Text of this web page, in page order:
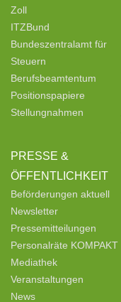
Zoll
ITZBund
Bundeszentralamt für
Steuern
Berufsbeamtentum
Positionspapiere
Stellungnahmen
PRESSE &
ÖFFENTLICHKEIT
Beförderungen aktuell
Newsletter
Pressemitteilungen
Personalräte KOMPAKT
Mediathek
Veranstaltungen
News